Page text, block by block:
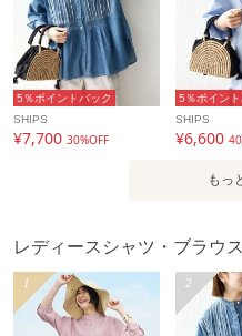
配送料
送料無料
（税込
商品コード 611540002
性別タイプ レディース
製造国 詳細は下記
ギフト
5％ポイントバック
SHIPS
¥7,700 30%OFF
5％ポイント
SHIPS
¥6,600
もっ
レディースシャツ・ブラウ
1 2